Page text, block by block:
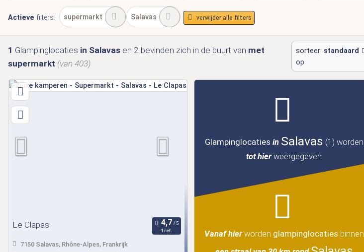
Actieve filters: supermarkt Salavas verwijder alle filters
1 Glampinglocaties in Salavas en 2 bevinden zich in de buurt van met
supermarkt (van 403)
sorteer
op
standaard
Le Clapas
1 ref.
7150 Salavas, Rhône-Alpes, Frankrijk
Glampinglocaties in Salavas (1) worden
tot hierweergegeven
Vanaf hierworden glampinglocaties binnen